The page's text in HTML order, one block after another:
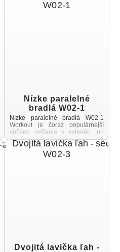
Nízke paralelné
bradlá W02-1
Nízke paralelné bradlá W02-1
Workout je čoraz populárnejší
spôsob cvičenia v exteriéri, pri
ktorom sa využíva najmä
hmotnosť vlastného tela Cvičenie
je pestré vďaka vonkajšiemu ...
Dvojitá lavička ľah -